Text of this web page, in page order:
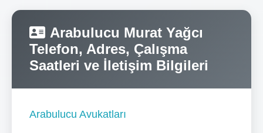
Arabulucu Murat Yağcı
Telefon, Adres, Çalışma
Saatleri ve İletişim Bilgileri
Arabulucu Avukatları